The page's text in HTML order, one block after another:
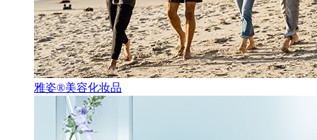
雅姿®美容化妆品